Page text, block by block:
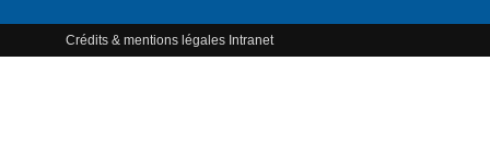
Crédits & mentions légales Intranet